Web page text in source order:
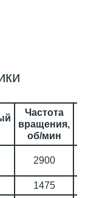
Частота
вращения,
об/мин
2900
1475